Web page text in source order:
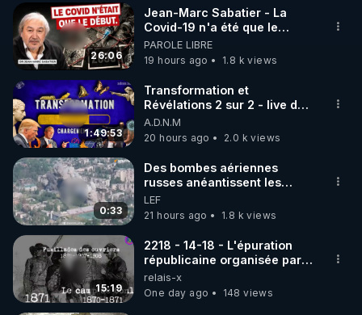
▶ 30 jours gratuit sur l’application de méditation et
de bien-être ENVOL :
Rendez-vous sur https://www.envol.app/code
le code : REGENERE
26:06
Jean-Marc Sabatier - La
Covid-19 n'a été que le
début - L'ARNm & l'ARNm-aa
jusqu où auront-t-il ?
PAROLE LIBRE
19 hours ago
1.8 k views
1:49:53
Transformation et
Révélations 2 sur 2 - live du
07/08/26
A.D.N.M
20 hours ago
2.0 k views
0:33
Des bombes aériennes
russes anéantissent les
centres de contrôle de
drones de 3 brigades
ukrainienne
LEF
21 hours ago
1.8 k views
15:19
2218 - 14-18 - L'épuration
républicaine organisée par
les frères de la truelle
relais-x
One day ago
148 views